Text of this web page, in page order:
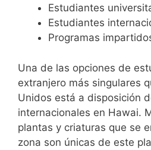
Estudiantes
Estudiantes
Programas
Una de las opciones de
extranjero más singulares
Unidos está a disposición
internacionales en Hawai.
plantas y criaturas que se
zona son únicas de este